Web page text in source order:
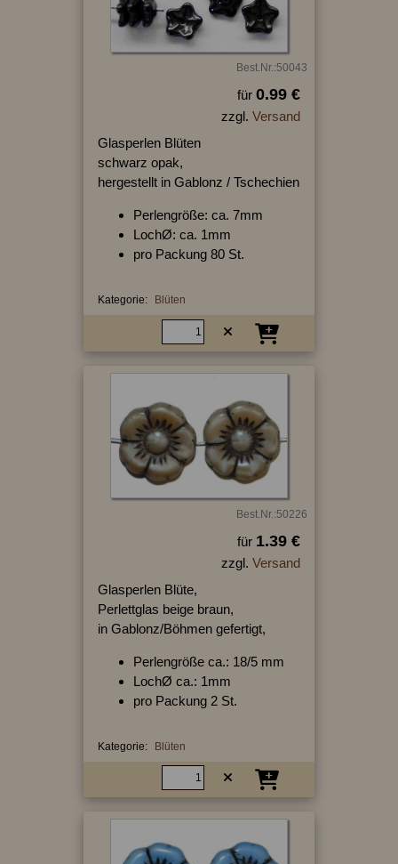
Best.Nr.:50043
für 0.99 €
zzgl. Versand
Glasperlen Blüten
schwarz opak,
hergestellt in Gablonz / Tschechien
Perlengröße: ca. 7mm
LochØ: ca. 1mm
pro Packung 80 St.
Kategorie: Blüten
Best.Nr.:50226
für 1.39 €
zzgl. Versand
Glasperlen Blüte,
Perlettglas beige braun,
in Gablonz/Böhmen gefertigt,
Perlengröße ca.: 18/5 mm
LochØ ca.: 1mm
pro Packung 2 St.
Kategorie: Blüten